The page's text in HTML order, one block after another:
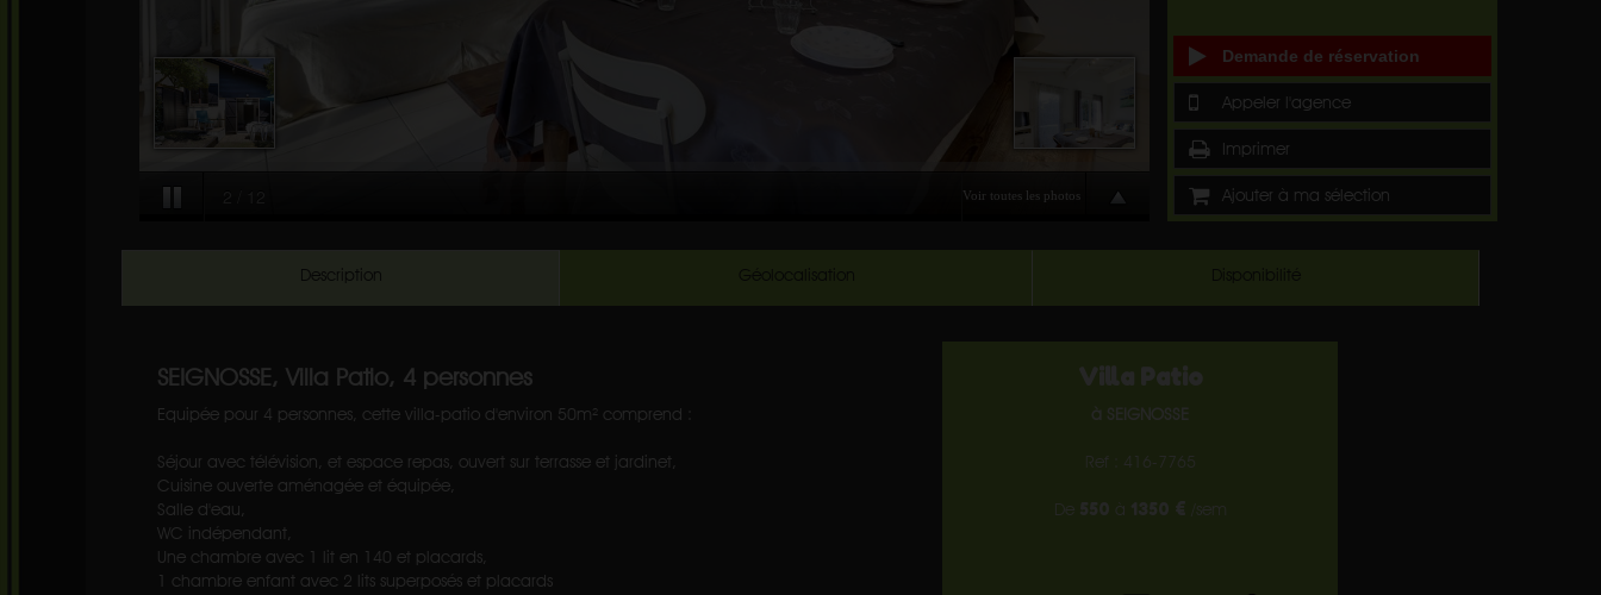
Demande de réservation
Appeler l'agence
Imprimer
Ajouter à ma sélection
Description
SEIGNOSSE, Villa Patio, 4 personnes
Equipée pour 4 personnes, cette villa-patio d'environ 50m² comprend :
Séjour avec télévision, et espace repas, ouvert sur terrasse et jardinet,
Cuisine ouverte aménagée et équipée,
Salle d'eau,
WC indépendant,
Une chambre avec 1 lit en 140 et placards,
1 chambre enfant avec 2 lits superposés et placards
Villa Patio
à SEIGNOSSE
Ref : 416-7765
De 550 à 1350 € /sem